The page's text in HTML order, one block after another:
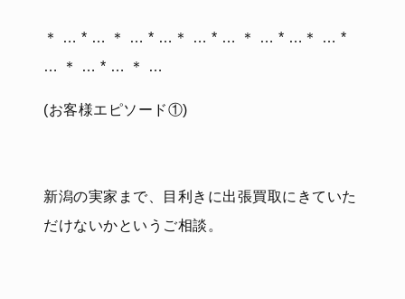
＊ … * … ＊ … * …＊ … * … ＊ … * …＊ … *
… ＊ … * … ＊ …
(お客様エピソード①)
新潟の実家まで、目利きに出張買取にきていた
だけないかというご相談。